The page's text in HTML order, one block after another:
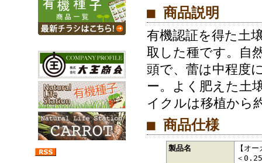
■ 商品説明
有機認証を得た土
取した種です。自
頭で、蕾は中程度
ー。よく肥えた土
イクルは移植から
■ 商品仕様
製品名
【オ
＜